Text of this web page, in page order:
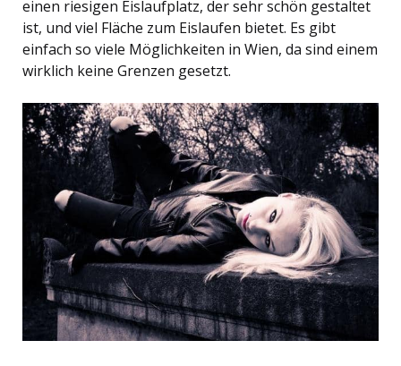
einen riesigen Eislaufplatz, der sehr schön gestaltet
ist, und viel Fläche zum Eislaufen bietet. Es gibt
einfach so viele Möglichkeiten in Wien, da sind einem
wirklich keine Grenzen gesetzt.